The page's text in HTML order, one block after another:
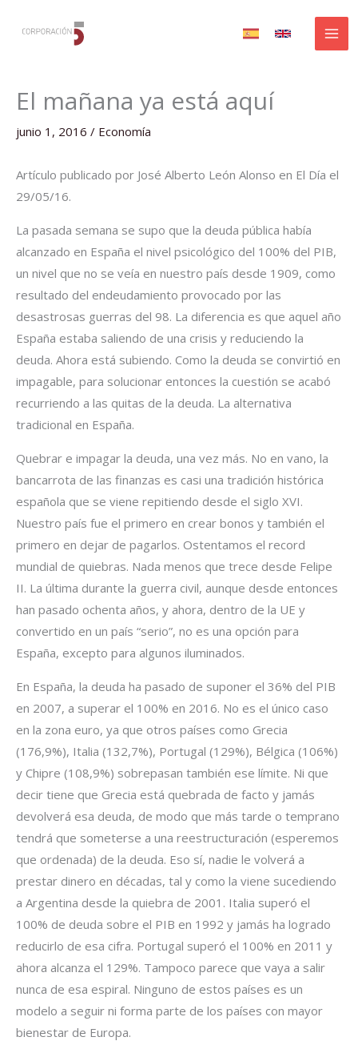
El mañana ya está aquí
junio 1, 2016 / Economía
Artículo publicado por José Alberto León Alonso en El Día el
29/05/16.
La pasada semana se supo que la deuda pública había
alcanzado en España el nivel psicológico del 100% del PIB,
un nivel que no se veía en nuestro país desde 1909, como
resultado del endeudamiento provocado por las
desastrosas guerras del 98. La diferencia es que aquel año
España estaba saliendo de una crisis y reduciendo la
deuda. Ahora está subiendo. Como la deuda se convirtió en
impagable, para solucionar entonces la cuestión se acabó
recurriendo a las quitas de la deuda. La alternativa
tradicional en España.
Quebrar e impagar la deuda, una vez más. No en vano, la
bancarrota de las finanzas es casi una tradición histórica
española que se viene repitiendo desde el siglo XVI.
Nuestro país fue el primero en crear bonos y también el
primero en dejar de pagarlos. Ostentamos el record
mundial de quiebras. Nada menos que trece desde Felipe
II. La última durante la guerra civil, aunque desde entonces
han pasado ochenta años, y ahora, dentro de la UE y
convertido en un país “serio”, no es una opción para
España, excepto para algunos iluminados.
En España, la deuda ha pasado de suponer el 36% del PIB
en 2007, a superar el 100% en 2016. No es el único caso
en la zona euro, ya que otros países como Grecia
(176,9%), Italia (132,7%), Portugal (129%), Bélgica (106%)
y Chipre (108,9%) sobrepasan también ese límite. Ni que
decir tiene que Grecia está quebrada de facto y jamás
devolverá esa deuda, de modo que más tarde o temprano
tendrá que someterse a una reestructuración (esperemos
que ordenada) de la deuda. Eso sí, nadie le volverá a
prestar dinero en décadas, tal y como la viene sucediendo
a Argentina desde la quiebra de 2001. Italia superó el
100% de deuda sobre el PIB en 1992 y jamás ha logrado
reducirlo de esa cifra. Portugal superó el 100% en 2011 y
ahora alcanza el 129%. Tampoco parece que vaya a salir
nunca de esa espiral. Ninguno de estos países es un
modelo a seguir ni forma parte de los países con mayor
bienestar de Europa.